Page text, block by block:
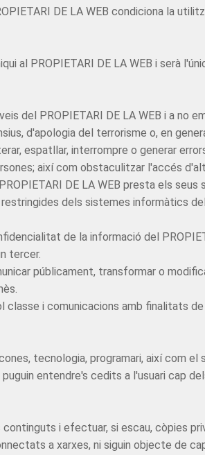
DE LA WEB condiciona la
al PROPIETARI DE LA WEB i serà
del PROPIETARI DE LA WEB i a no
d'apologia del terrorisme o, en
espatllar, interrompre o generar
així com obstaculitzar l'accés
DE LA WEB presta els seus
dels sistemes informàtics del
de la informació del
tercer.
públicament, transformar o
i comunicacions amb finalitats
tecnologia, programari, així com
entendre's cedits a l'usuari cap
i efectuar, si escau, còpies
a xarxes, ni siguin objecte de